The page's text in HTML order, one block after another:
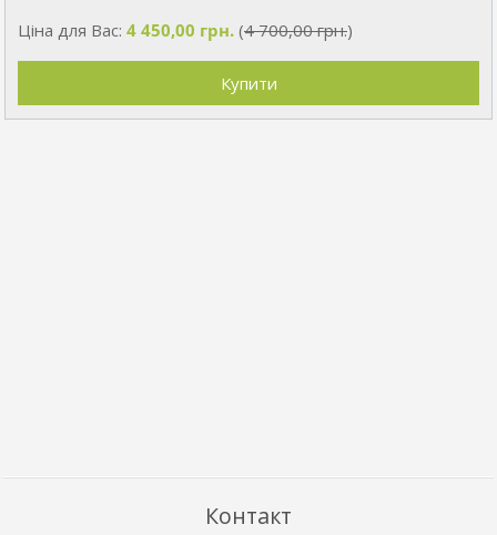
Ціна для Вас: 4 450,00 грн.(4 700,00 грн.)
Контакт